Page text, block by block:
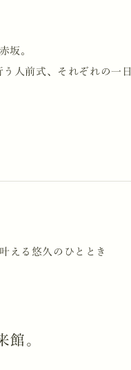
坂。
人前式、それぞれの一
える悠久のひととき
館。